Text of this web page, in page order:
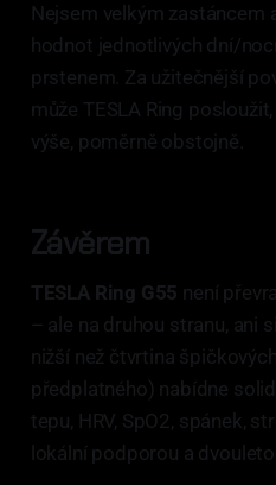
Nejsem velkým zastáncem
hodnot jednotlivých dní/
prstenem. Za užitečnější
může TESLA Ring
výše, poměrně obstojně.
Závěrem
TESLA Ring G55 není
– ale na druhou stranu, ani
nižší než čtvrtina
předplatného) nabídne
tepu, HRV, SpO2, spánek,
lokální podporou a